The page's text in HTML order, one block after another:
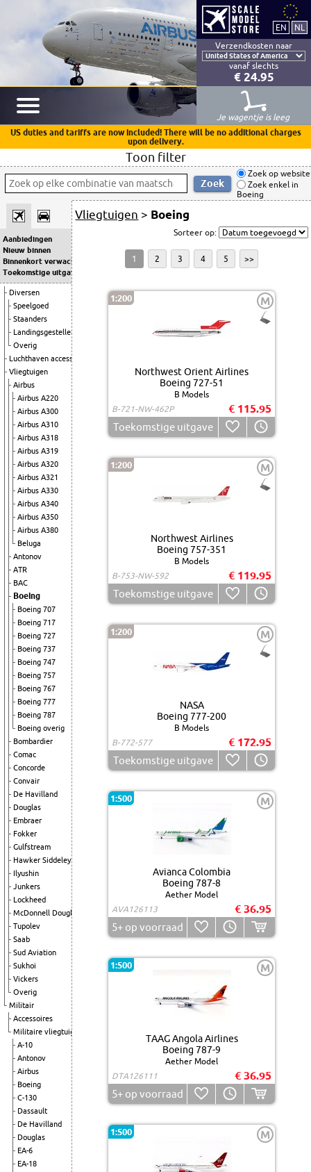
Verzendkosten naar
vanaf slechts
€ 24.95
Je wagentje is leeg
US duties and tariffs are now included! There will be no additional charges
upon delivery.
Toon filter
Zoek op website
Zoek enkel in
Boeing
Aanbiedingen
Nieuw binnen
Binnenkort verwacht
Toekomstige uitgaven
Diversen
Speelgoed
Staanders
Landingsgestellen
Overig
Luchthaven accessoires
Vliegtuigen
Airbus
Airbus A220
Airbus A300
Airbus A310
Airbus A318
Airbus A319
Airbus A320
Airbus A321
Airbus A330
Airbus A340
Airbus A350
Airbus A380
Beluga
Antonov
ATR
BAC
Boeing
Boeing 707
Boeing 717
Boeing 727
Boeing 737
Boeing 747
Boeing 757
Boeing 767
Boeing 777
Boeing 787
Boeing overig
Bombardier
Comac
Concorde
Convair
De Havilland
Douglas
Embraer
Fokker
Gulfstream
Hawker Siddeley
Ilyushin
Junkers
Lockheed
McDonnell Douglas
Tupolev
Saab
Sud Aviation
Sukhoi
Vickers
Overig
Militair
Accessoires
Militaire vliegtuigen
A-10
Antonov
Airbus
Boeing
C-130
Dassault
De Havilland
Douglas
EA-6
EA-18
Vliegtuigen > Boeing
Sorteer op:
1 2 3 4 5 >>
1:200 M
Northwest Orient Airlines
Boeing 727-51
B Models
B-721-NW-462P
€ 115.95
Toekomstige uitgave
1:200 M
Northwest Airlines
Boeing 757-351
B Models
B-753-NW-592
€ 119.95
Toekomstige uitgave
1:200 M
NASA
Boeing 777-200
B Models
B-772-577
€ 172.95
Toekomstige uitgave
1:500 M
Avianca Colombia
Boeing 787-8
Aether Model
AVA126113
€ 36.95
5+ op voorraad
1:500 M
TAAG Angola Airlines
Boeing 787-9
Aether Model
DTA126111
€ 36.95
5+ op voorraad
1:500 M